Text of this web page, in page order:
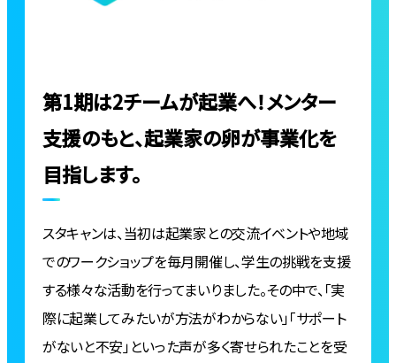
第1期は2チームが起業へ！メンター
支援のもと、起業家の卵が事業化を
目指します。
スタキャンは、当初は起業家との交流イベントや地域
でのワークショップを毎月開催し、学生の挑戦を支援
する様々な活動を行ってまいりました。その中で、「実
際に起業してみたいが方法がわからない」「サポート
がないと不安」といった声が多く寄せられたことを受